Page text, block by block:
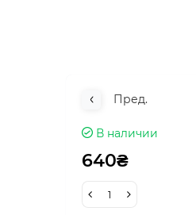
Пред.
В наличии
640₴